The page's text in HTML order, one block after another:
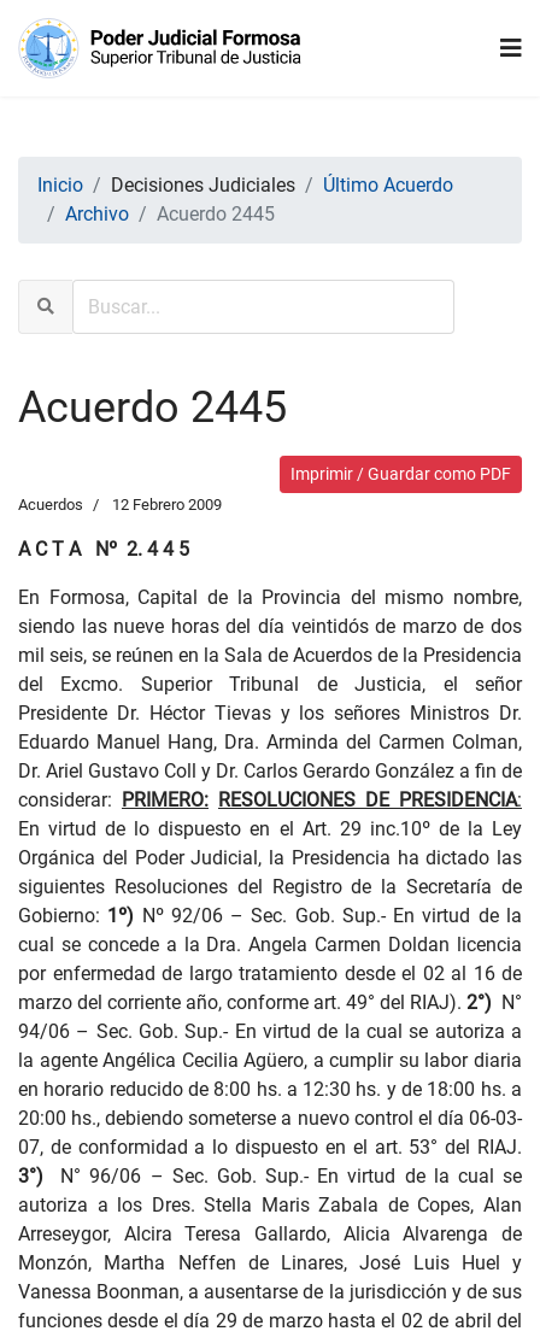
Inicio Decisiones Judiciales
Último Acuerdo
Archivo
Acuerdo 2445
Acuerdo 2445
Imprimir / Guardar como PDF
Acuerdos 12 Febrero 2009
A C T A Nº 2. 4 4 5
En Formosa, Capital de la Provincia del mismo nombre,
siendo las nueve horas del día veintidós de marzo de dos
mil seis, se reúnen en la Sala de Acuerdos de la Presidencia
del Excmo. Superior Tribunal de Justicia, el señor
Presidente Dr. Héctor Tievas y los señores Ministros Dr.
Eduardo Manuel Hang, Dra. Arminda del Carmen Colman,
Dr. Ariel Gustavo Coll y Dr. Carlos Gerardo González a fin de
considerar: PRIMERO: RESOLUCIONES DE PRESIDENCIA:
En virtud de lo dispuesto en el Art. 29 inc.10º de la Ley
Orgánica del Poder Judicial, la Presidencia ha dictado las
siguientes Resoluciones del Registro de la Secretaría de
Gobierno: 1º) Nº 92/06 – Sec. Gob. Sup.- En virtud de la
cual se concede a la Dra. Angela Carmen Doldan licencia
por enfermedad de largo tratamiento desde el 02 al 16 de
marzo del corriente año, conforme art. 49° del RIAJ). 2°) N°
94/06 – Sec. Gob. Sup.- En virtud de la cual se autoriza a
la agente Angélica Cecilia Agüero, a cumplir su labor diaria
en horario reducido de 8:00 hs. a 12:30 hs. y de 18:00 hs. a
20:00 hs., debiendo someterse a nuevo control el día 06-03-
07, de conformidad a lo dispuesto en el art. 53° del RIAJ.
3°)
N° 96/06 – Sec. Gob. Sup.- En virtud de la cual se
autoriza a los Dres. Stella Maris Zabala de Copes, Alan
Arreseygor, Alcira Teresa Gallardo, Alicia Alvarenga de
Monzón, Martha Neffen de Linares, José Luis Huel y
Vanessa Boonman, a ausentarse de la jurisdicción y de sus
funciones desde el día 29 de marzo hasta el 02 de abril del